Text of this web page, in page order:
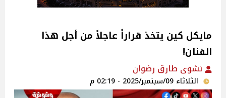
مايكل كين يتخذ قراراً عاجلاً من أجل هذا
الفنان!
نشوى طارق رضوان
الثلاثاء 09/سبتمبر/2025 - 02:19 م